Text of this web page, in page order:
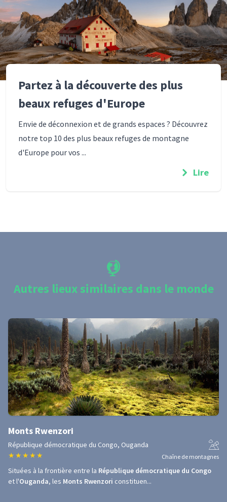
Partez à la découverte des plus
beaux refuges d'Europe
Envie de déconnexion et de grands espaces ? Découvrez
notre top 10 des plus beaux refuges de montagne
d'Europe pour vos ...
Lire
Autres lieux similaires dans le monde
Monts Rwenzori
République démocratique du Congo, Ouganda
★ ★ ★ ★ ★ Chaîne de montagnes
Situées à la frontière entre la République démocratique du Congo
et l'Ouganda, les Monts Rwenzori constituen...